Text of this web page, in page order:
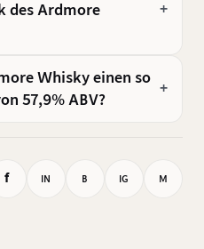
des Ardmore
Whisky einen so
57,9% ABV?
f IN B IG M